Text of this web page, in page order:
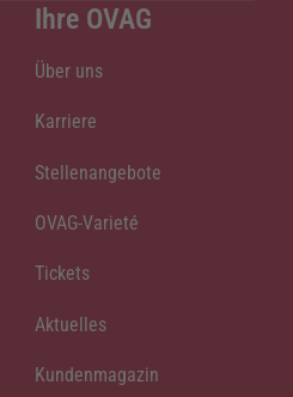
Ihre OVAG
Über uns
Karriere
Stellenangebote
OVAG-Varieté
Tickets
Aktuelles
Kundenmagazin